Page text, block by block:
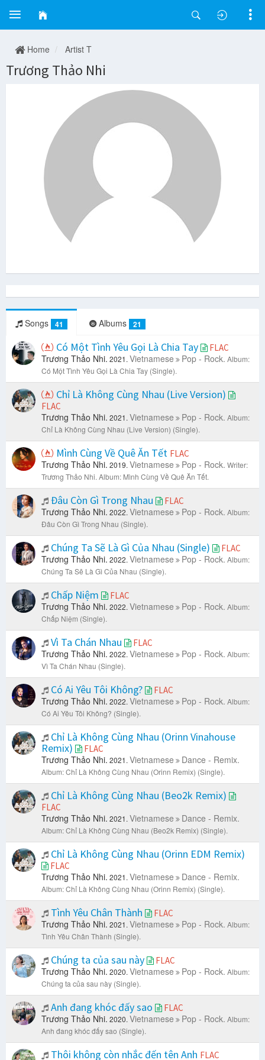
Home Artist T
Trương Thảo Nhi
Songs 41 Albums 21
Có Một Tình Yêu Gọi Là Chia Tay FLAC
Trương Thảo Nhi. 2021. Vietnamese Pop - Rock. Album:
Có Một Tình Yêu Gọi Là Chia Tay (Single).
Chỉ Là Không Cùng Nhau (Live Version)
FLAC
Trương Thảo Nhi. 2021. Vietnamese Pop - Rock. Album:
Chỉ Là Không Cùng Nhau (Live Version) (Single).
Mình Cùng Về Quê Ăn Tết FLAC
Trương Thảo Nhi. 2019. Vietnamese Pop - Rock. Writer:
Trương Thảo Nhi. Album: Mình Cùng Về Quê Ăn Tết.
Đâu Còn Gì Trong Nhau FLAC
Trương Thảo Nhi. 2022. Vietnamese Pop - Rock. Album:
Đâu Còn Gì Trong Nhau (Single).
Chúng Ta Sẽ Là Gì Của Nhau (Single) FLAC
Trương Thảo Nhi. 2022. Vietnamese Pop - Rock. Album:
Chúng Ta Sẽ Là Gì Của Nhau (Single).
Chấp Niệm FLAC
Trương Thảo Nhi. 2022. Vietnamese Pop - Rock. Album:
Chấp Niệm (Single).
Vì Ta Chán Nhau FLAC
Trương Thảo Nhi. 2022. Vietnamese Pop - Rock. Album:
Vì Ta Chán Nhau (Single).
Có Ai Yêu Tôi Không? FLAC
Trương Thảo Nhi. 2022. Vietnamese Pop - Rock. Album:
Có Ai Yêu Tôi Không? (Single).
Chỉ Là Không Cùng Nhau (Orinn Vinahouse
Remix)
FLAC
Trương Thảo Nhi. 2021. Vietnamese Dance - Remix.
Album: Chỉ Là Không Cùng Nhau (Orinn Remix) (Single).
Chỉ Là Không Cùng Nhau (Beo2k Remix)
FLAC
Trương Thảo Nhi. 2021. Vietnamese Dance - Remix.
Album: Chỉ Là Không Cùng Nhau (Beo2k Remix) (Single).
Chỉ Là Không Cùng Nhau (Orinn EDM Remix)
FLAC
Trương Thảo Nhi. 2021. Vietnamese Dance - Remix.
Album: Chỉ Là Không Cùng Nhau (Orinn Remix) (Single).
Tình Yêu Chân Thành FLAC
Trương Thảo Nhi. 2021. Vietnamese Pop - Rock. Album:
Tình Yêu Chân Thành (Single).
Chúng ta của sau này FLAC
Trương Thảo Nhi. 2020. Vietnamese Pop - Rock. Album:
Chúng ta của sau này (Single).
Anh đang khóc đấy sao FLAC
Trương Thảo Nhi. 2020. Vietnamese Pop - Rock. Album:
Anh đang khóc đấy sao (Single).
Thôi không còn nhắc đến tên Anh FLAC